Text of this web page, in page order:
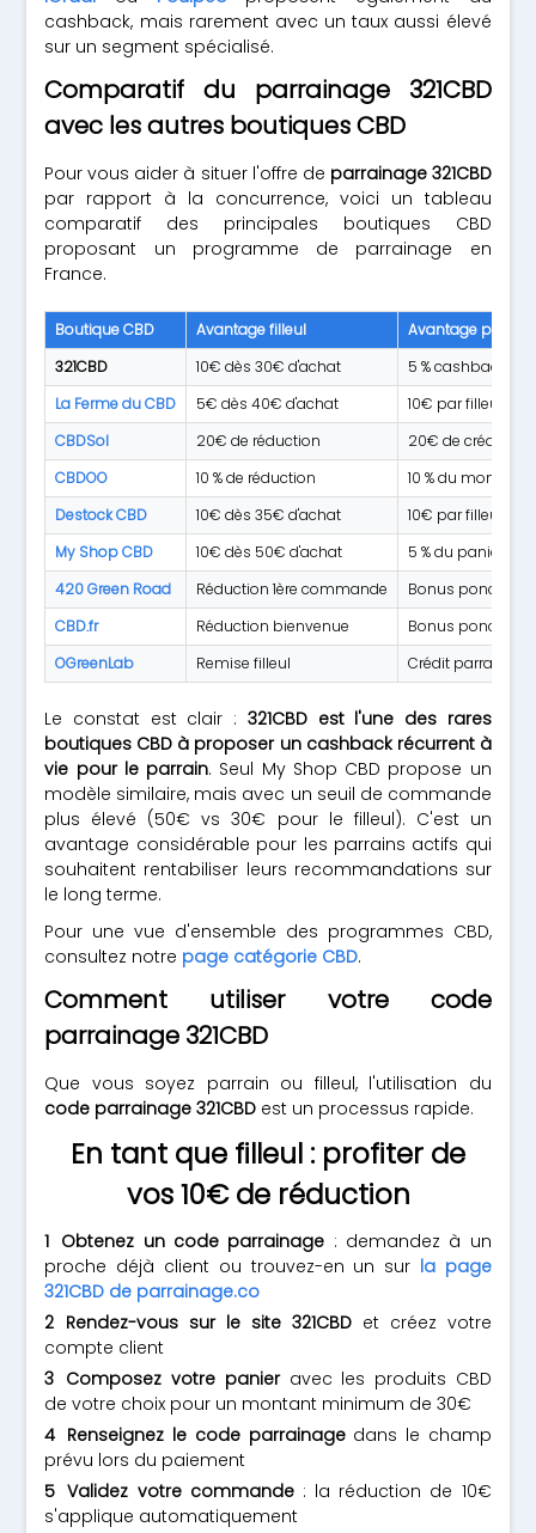
cashback, mais rarement avec un taux aussi élevé
sur un segment spécialisé.
Comparatif du parrainage 321CBD
avec les autres boutiques CBD
Pour vous aider à situer l'offre de parrainage 321CBD
par rapport à la concurrence, voici un tableau
comparatif des principales boutiques CBD
proposant un programme de parrainage en
France.
Boutique CBD Avantage filleul
Avantage parrain
321CBD
10€ dès 30€ d'achat
5 % cashback à
La Ferme du CBD
5€ dès 40€ d'achat
10€ par filleul
CBDSol
20€ de réduction
20€ de crédit
CBDOO
10 % de réduction
10 % du montant
Destock CBD
10€ dès 35€ d'achat
10€ par filleul
My Shop CBD
10€ dès 50€ d'achat
5 % du panier HT
420 Green Road
Réduction 1ère commande
Bonus ponctuel
CBD.fr
Réduction bienvenue
Bonus ponctuel
OGreenLab
Remise filleul Crédit parrain
Le constat est clair : 321CBD est l'une des rares
boutiques CBD à proposer un cashback récurrent à
vie pour le parrain. Seul My Shop CBD propose un
modèle similaire, mais avec un seuil de commande
plus élevé (50€ vs 30€ pour le filleul). C'est un
avantage considérable pour les parrains actifs qui
souhaitent rentabiliser leurs recommandations sur
le long terme.
Pour une vue d'ensemble des programmes CBD,
consultez notre page catégorie CBD.
Comment utiliser votre code
parrainage 321CBD
Que vous soyez parrain ou filleul, l'utilisation du
code parrainage 321CBD est un processus rapide.
En tant que filleul : profiter de
vos 10€ de réduction
Obtenez un code parrainage : demandez à un
proche déjà client ou trouvez-en un sur la page
321CBD de parrainage.co
Rendez-vous sur le site 321CBDet créez votre
compte client
Composez votre panieravec les produits CBD
de votre choix pour un montant minimum de 30€
Renseignez le code parrainagedans le champ
prévu lors du paiement
Validez votre commande: la réduction de 10€
s'applique automatiquement